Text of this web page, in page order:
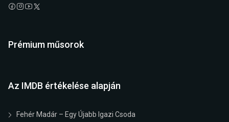
Prémium műsorok
Az IMDB értékelése alapján
Fehér Madár – Egy Újabb Igazi Csoda